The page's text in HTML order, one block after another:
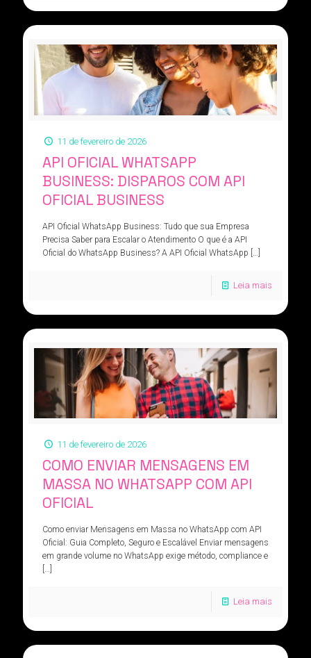
11 de fevereiro de 2026
API OFICIAL WHATSAPP
BUSINESS: DISPAROS COM API
OFICIAL BUSINESS
API Oficial WhatsApp Business: Tudo que sua Empresa
Precisa Saber para Escalar o Atendimento O que é a API
Oficial do WhatsApp Business? A API Oficial WhatsApp
Leia mais
11 de fevereiro de 2026
COMO ENVIAR MENSAGENS EM
MASSA NO WHATSAPP COM API
OFICIAL
Como enviar Mensagens em Massa no WhatsApp com API
Oficial: Guia Completo, Seguro e Escalável Enviar mensagens
em grande volume no WhatsApp exige método, compliance e
[…]
Leia mais